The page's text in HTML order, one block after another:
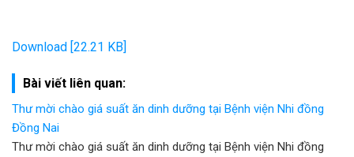
Download [22.21 KB]
Bài viết liên quan:
Thư mời chào giá suất ăn dinh dưỡng tại Bệnh viện Nhi đồng
Đồng Nai
Thư mời chào giá suất ăn dinh dưỡng tại Bệnh viện Nhi đồng